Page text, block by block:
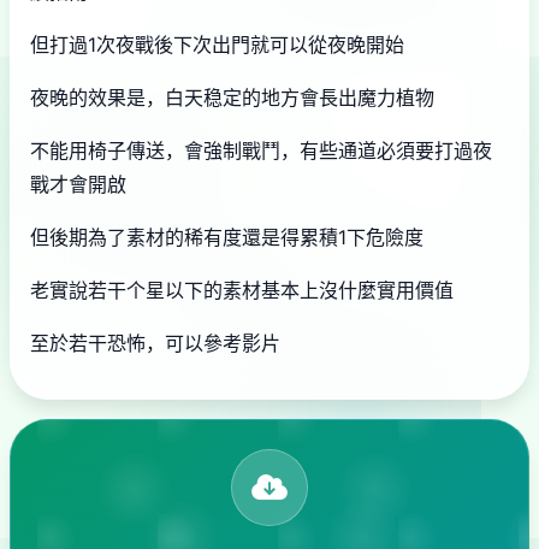
但打過1次夜戰後下次出門就可以從夜晚開始
夜晚的效果是，白天稳定的地方會長出魔力植物
不能用椅子傳送，會強制戰鬥，有些通道必須要打過夜
戰才會開啟
但後期為了素材的稀有度還是得累積1下危險度
老實說若干个星以下的素材基本上沒什麼實用價值
至於若干恐怖，可以參考影片